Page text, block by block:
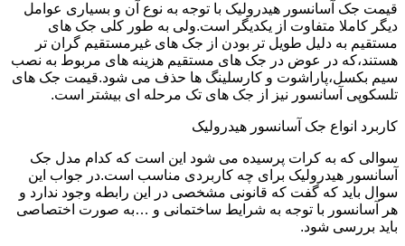
قیمت جک آسانسور هیدرولیک با توجه به نوع آن و بسیاری عوامل
دیگر کاملا متفاوت از یکدیگر است.ولی به طور کلی جک های
مستقیم به دلیل طویل تر بودن از جک های غیرمستقیم گران تر
هستند،که در عوض در جک های مستقیم هزینه های مربوط به نصب
سیم بکسل،پاراشوت و کارسلینگ ها حذف می شود.قیمت جک های
تلسکوپی آسانسور نیز از جک های تک مرحله ای بیشتر است.
کاربرد انواع جک آسانسور هیدرولیک
سوالی که به کرات پرسیده می شود این است که کدام مدل جک
آسانسور هیدرولیک برای چه کاربردی مناسب است.در جواب این
سوال باید که گفت که قانونی مشخصی در این رابطه وجود ندارد و
هر آسانسور با توجه به شرایط ساختمانی و …به صورت اختصاصی
باید بررسی شود.